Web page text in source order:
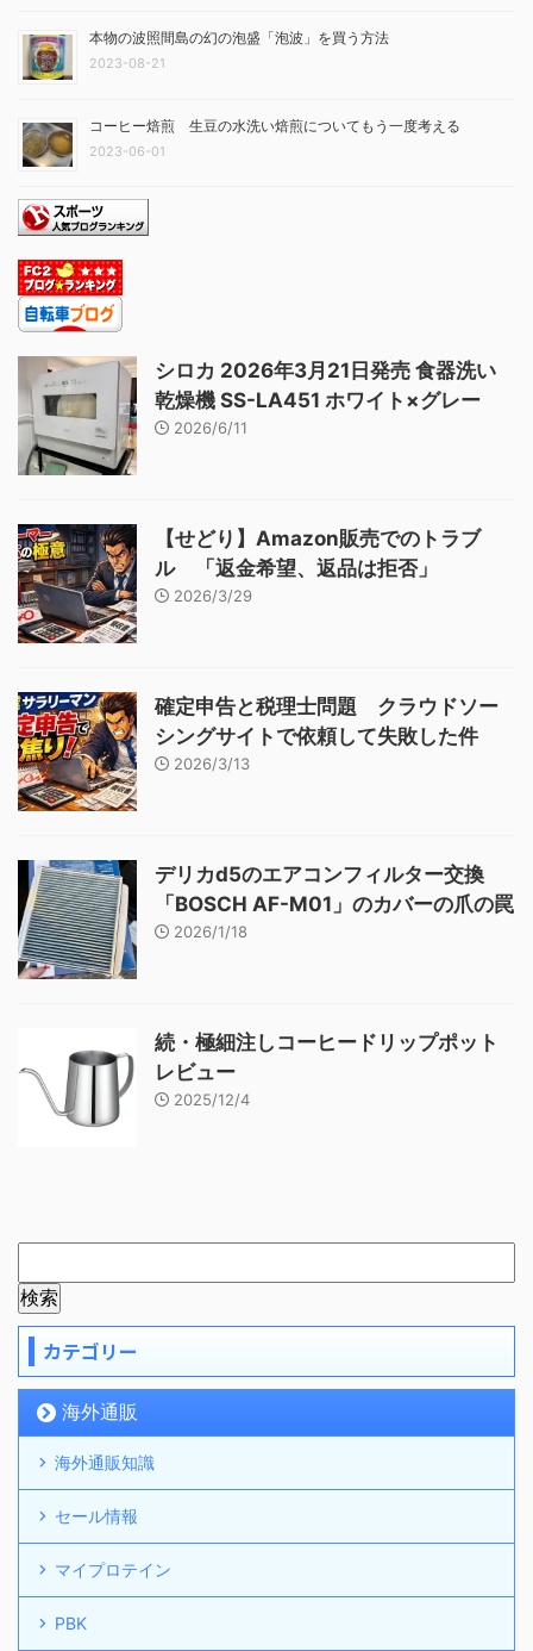
本物の波照間島の幻の泡盛「泡波」を買う方法
2023-08-21
コーヒー焙煎 生豆の水洗い焙煎についてもう一度考える
2023-06-01
シロカ 2026年3月21日発売 食器洗い
乾燥機 SS-LA451 ホワイト×グレー
2026/6/11
【せどり】Amazon販売でのトラブ
ル 「返金希望、返品は拒否」
2026/3/29
確定申告と税理士問題 クラウドソー
シングサイトで依頼して失敗した件
2026/3/13
デリカd5のエアコンフィルター交換
「BOSCH AF-M01」のカバーの爪の罠
2026/1/18
続・極細注しコーヒードリップポット
レビュー
2025/12/4
カテゴリー
海外通販
海外通販知識
セール情報
マイプロテイン
PBK